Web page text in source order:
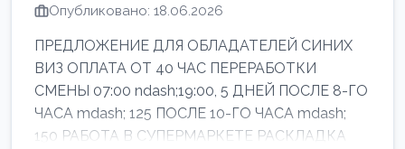
Опубликовано: 18.06.2026
ПРЕДЛОЖЕНИЕ ДЛЯ ОБЛАДАТЕЛЕЙ СИНИХ
ВИЗ ОПЛАТА ОТ 40 ЧАС ПЕРЕРАБОТКИ
СМЕНЫ 07:00 ndash;19:00, 5 ДНЕЙ ПОСЛЕ 8-ГО
ЧАСА mdash; 125 ПОСЛЕ 10-ГО ЧАСА mdash;
150 РАБОТА В СУПЕРМАРКЕТЕ РАСКЛАДКА